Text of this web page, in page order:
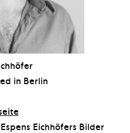
in Berlin
Eichhöfers Bilder